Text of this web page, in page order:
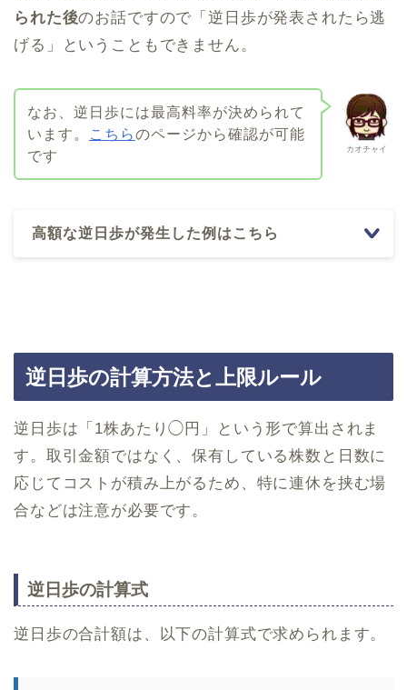
られた後のお話ですので「逆日歩が発表されたら逃
げる」ということもできません。
カオチャイ
なお、逆日歩には最高料率が決められて
います。
こちらのページから確認が可能
です
高額な逆日歩が発生した例はこちら
逆日歩の計算方法と上限ルール
逆日歩は「1株あたり◯円」という形で算出されま
す。取引金額ではなく、保有している株数と日数に
応じてコストが積み上がるため、特に連休を挟む場
合などは注意が必要です。
逆日歩の計算式
逆日歩の合計額は、以下の計算式で求められます。